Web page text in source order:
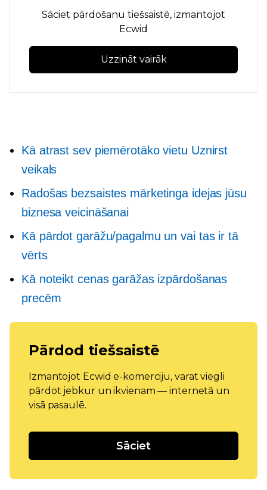
Sāciet pārdošanu tiešsaistē, izmantojot
Ecwid
Uzzināt vairāk
Kā atrast sev piemērotāko vietu Uznirst
veikals
Radošas bezsaistes mārketinga idejas jūsu
biznesa veicināšanai
Kā pārdot garāžu/pagalmu un vai tas ir tā
vērts
Kā noteikt cenas garāžas izpārdošanas
precēm
Pārdod tiešsaistē
Izmantojot Ecwid e-komerciju, varat viegli
pārdot jebkur un ikvienam — internetā un
visā pasaulē.
Sāciet